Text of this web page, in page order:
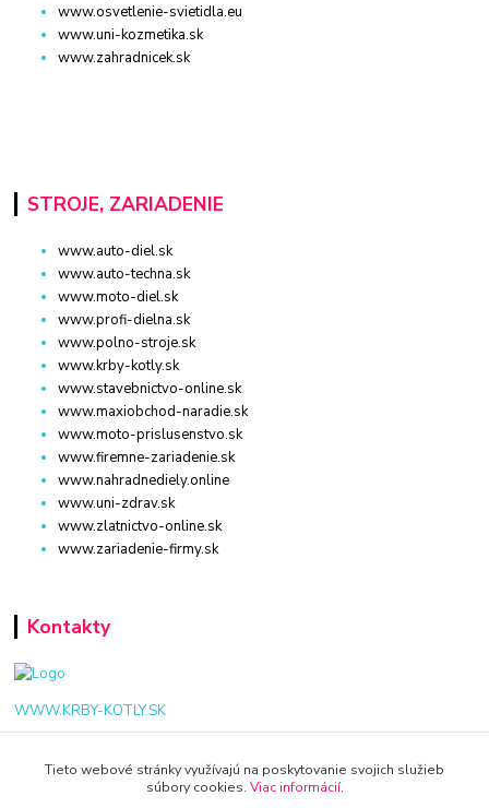
www.osvetlenie-svietidla.eu
www.uni-kozmetika.sk
www.zahradnicek.sk
STROJE, ZARIADENIE
www.auto-diel.sk
www.auto-techna.sk
www.moto-diel.sk
www.profi-dielna.sk
www.polno-stroje.sk
www.krby-kotly.sk
www.stavebnictvo-online.sk
www.maxiobchod-naradie.sk
www.moto-prislusenstvo.sk
www.firemne-zariadenie.sk
www.nahradnediely.online
www.uni-zdrav.sk
www.zlatnictvo-online.sk
www.zariadenie-firmy.sk
Kontakty
WWW.KRBY-KOTLY.SK
Tieto webové stránky využívajú na poskytovanie svojich služieb
súbory cookies. Viac informácií.